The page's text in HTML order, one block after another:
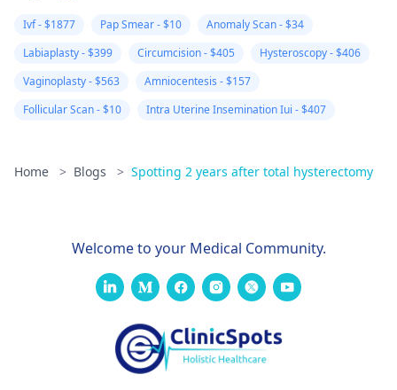
Ivf - $1877 Pap Smear - $10
Anomaly Scan - $34
Labiaplasty - $399
Circumcision - $405
Hysteroscopy - $406
Vaginoplasty - $563
Amniocentesis - $157
Follicular Scan - $10
Intra Uterine Insemination Iui - $407
Home > Blogs > Spotting 2 years after total hysterectomy
Welcome to your Medical Community.